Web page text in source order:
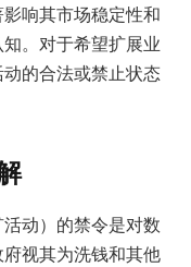
响其市场稳定性和
。对于希望扩展业
的合法或禁止状态
动）的禁令是对数
视其为洗钱和其他